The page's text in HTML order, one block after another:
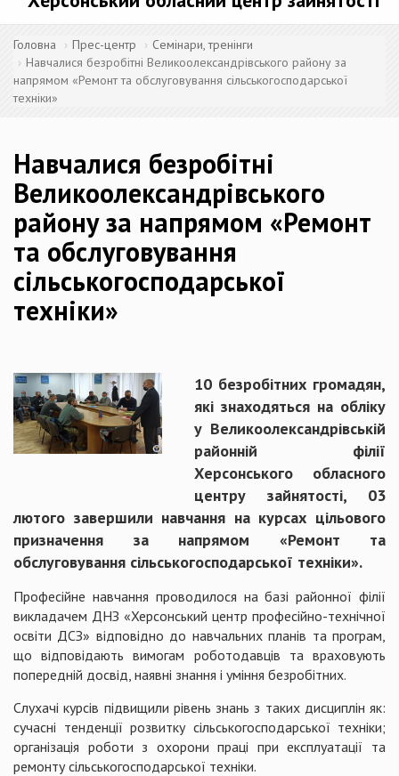
Головна Прес-центр
Семінари, тренінги
Навчалися безробітні Великоолександрівського району за
напрямом «Ремонт та обслуговування сільськогосподарської
техніки»
Навчалися безробітні
Великоолександрівського
району за напрямом «Ремонт
та обслуговування
сільськогосподарської
техніки»
10 безробітних громадян,
які знаходяться на обліку
у Великоолександрівській
районній філії
Херсонського обласного
центру зайнятості, 03
лютого завершили навчання на курсах цільового
призначення за напрямом «Ремонт та
обслуговування сільськогосподарської техніки».
Професійне навчання проводилося на базі районної філії
викладачем ДНЗ «Херсонський центр професійно-технічної
освіти ДСЗ» відповідно до навчальних планів та програм,
що відповідають вимогам роботодавців та враховують
попередній досвід, наявні знання і уміння безробітних.
Слухачі курсів підвищили рівень знань з таких дисциплін як:
сучасні тенденції розвитку сільськогосподарської техніки;
організація роботи з охорони праці при експлуатації та
ремонту сільськогосподарської техніки.